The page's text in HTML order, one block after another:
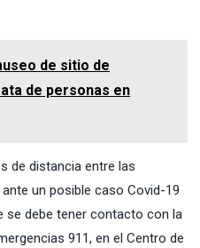
de sitio de
de personas en
de distancia entre las
un posible caso Covid-19
se debe tener contacto con la
911, en el Centro de